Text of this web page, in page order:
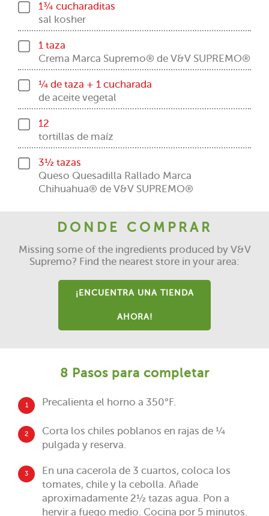
1¾ cucharaditas
sal kosher
1 taza
Crema Marca Supremo® de V&V SUPREMO®
¼ de taza + 1 cucharada
de aceite vegetal
12
tortillas de maíz
3½ tazas
Queso Quesadilla Rallado Marca
Chihuahua® de V&V SUPREMO®
DONDE COMPRAR
Missing some of the ingredients produced by V&V
Supremo? Find the nearest store in your area:
¡ENCUENTRA UNA TIENDA
AHORA!
8 Pasos para completar
1 Precalienta el horno a 350°F.
2
Corta los chiles poblanos en rajas de ¼
pulgada y reserva.
3
En una cacerola de 3 cuartos, coloca los
tomates, chile y la cebolla. Añade
aproximadamente 2½ tazas agua. Pon a
hervir a fuego medio. Cocina por 5 minutos.